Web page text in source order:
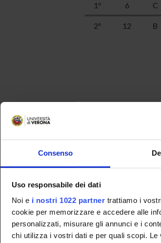
Consenso
Uso responsabile dei dati
Noi e i nostri 1022 partner trattiamo i
cookie per memorizzare e accedere alle
personalizzati, misurare gli annunci e i
chi utilizza i vostri dati e per quali scopi.
1° 6 C
2° 12 B